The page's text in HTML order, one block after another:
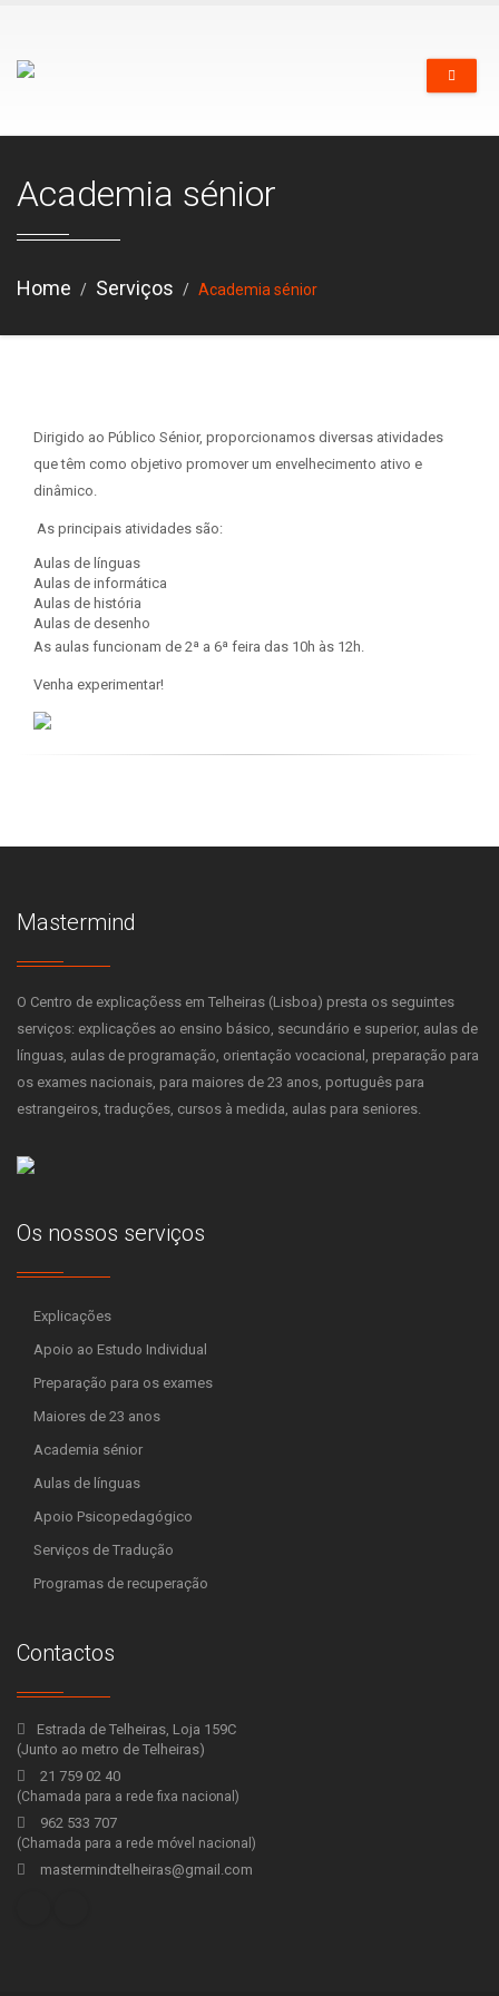
Academia sénior
Home Serviços Academia sénior
Dirigido ao Público Sénior, proporcionamos diversas atividades
que têm como objetivo promover um envelhecimento ativo e
dinâmico.
As principais atividades são:
Aulas de línguas
Aulas de informática
Aulas de história
Aulas de desenho
As aulas funcionam de 2ª a 6ª feira das 10h às 12h.
Venha experimentar!
Mastermind
O Centro de explicaçõess em Telheiras (Lisboa) presta os seguintes
serviços: explicações ao ensino básico, secundário e superior, aulas de
línguas, aulas de programação, orientação vocacional, preparação para
os exames nacionais, para maiores de 23 anos, português para
estrangeiros, traduções, cursos à medida, aulas para seniores.
Os nossos serviços
Explicações
Apoio ao Estudo Individual
Preparação para os exames
Maiores de 23 anos
Academia sénior
Aulas de línguas
Apoio Psicopedagógico
Serviços de Tradução
Programas de recuperação
Contactos
Estrada de Telheiras, Loja 159C
(Junto ao metro de Telheiras)
21 759 02 40
(Chamada para a rede fixa nacional)
962 533 707
(Chamada para a rede móvel nacional)
mastermindtelheiras@gmail.com